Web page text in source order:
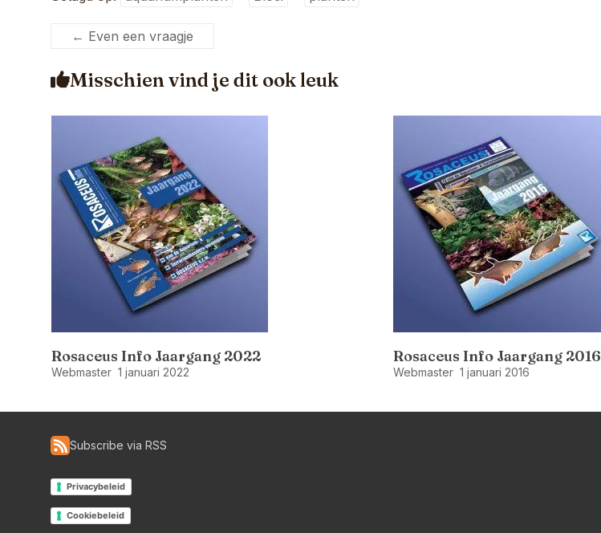
← Even een vraagje
Misschien vind je dit ook leuk
Rosaceus Info Jaargang 2022
Webmaster 1 januari 2022
Rosaceus Info Jaargang 2016
Webmaster 1 januari 2016
Subscribe via RSS
Privacybeleid
Cookiebeleid